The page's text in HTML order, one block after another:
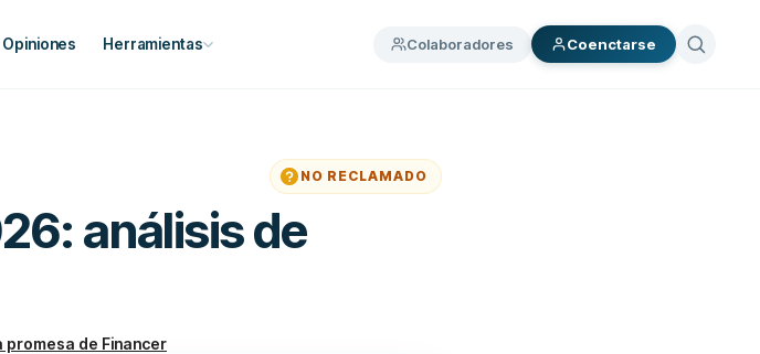
Opiniones Herramientas Colaboradores Coenctarse
NO RECLAMADO
análisis de
promesa de Financer